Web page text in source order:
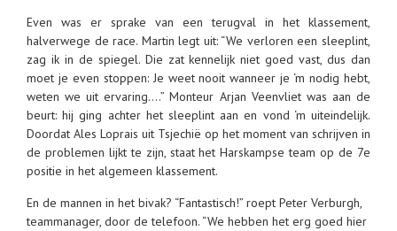
Even was er sprake van een terugval in het klassement,
halverwege de race. Martin legt uit: “We verloren een sleeplint,
zag ik in de spiegel. Die zat kennelijk niet goed vast, dus dan
moet je even stoppen: Je weet nooit wanneer je ‘m nodig hebt,
weten we uit ervaring….” Monteur Arjan Veenvliet was aan de
beurt: hij ging achter het sleeplint aan en vond ‘m uiteindelijk.
Doordat Ales Loprais uit Tsjechië op het moment van schrijven in
de problemen lijkt te zijn, staat het Harskampse team op de 7e
positie in het algemeen klassement.
En de mannen in het bivak? “Fantastisch!” roept Peter Verburgh,
teammanager, door de telefoon. “We hebben het erg goed hier